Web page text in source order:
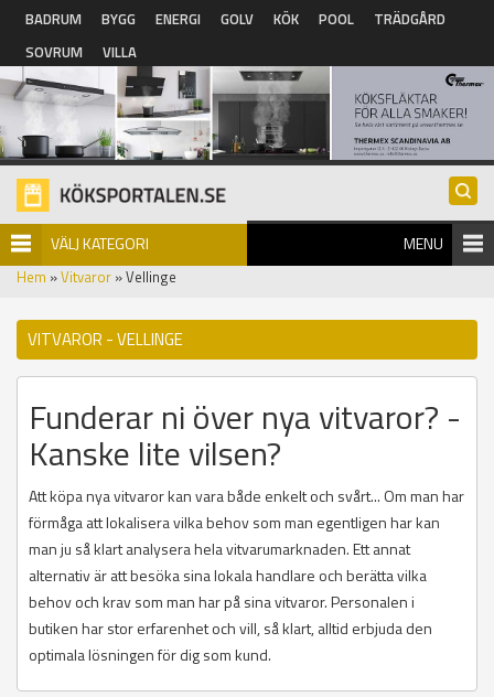
Hoppa till huvudinnehåll
BADRUM BYGG ENERGI GOLV KÖK POOL
TRÄDGÅRD
SOVRUM
VILLA
VÄLJ KATEGORI MENU
Hem »Vitvaror » Vellinge
VITVAROR - VELLINGE
Funderar ni över nya vitvaror? -
Kanske lite vilsen?
Att köpa nya vitvaror kan vara både enkelt och svårt... Om man har
förmåga att lokalisera vilka behov som man egentligen har kan
man ju så klart analysera hela vitvarumarknaden. Ett annat
alternativ är att besöka sina lokala handlare och berätta vilka
behov och krav som man har på sina vitvaror. Personalen i
butiken har stor erfarenhet och vill, så klart, alltid erbjuda den
optimala lösningen för dig som kund.